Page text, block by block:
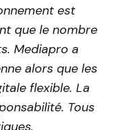
est
que le nombre
Mediapro a
alors que les
flexible. La
Tous